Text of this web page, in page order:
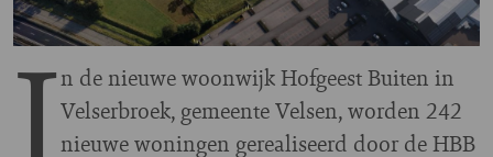
n de nieuwe woonwijk Hofgeest Buiten in
Velserbroek, gemeente Velsen, worden 242
nieuwe woningen gerealiseerd door de HBB